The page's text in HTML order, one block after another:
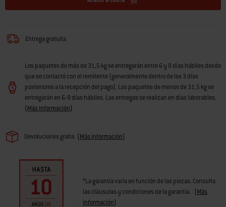
· Sistema de limpieza One-Touch mejorado
fácilmenteEntrega gratuita
Los paquetes de más de 31,5 kg se entregarán entre 6 y 9 días hábiles desde
que se contactó con el remitente (generalmente dentro de los 3 días
posteriores a la recepción del pago). Los paquetes de menos de 31,5 kg se
entregarán en 6-9 días hábiles. Las entregas se realizan en días laborables.
(Más información)
Devoluciones gratis (Más información)
*La garantía varia en función de las piezas. Consulta
las cláusulas y condiciones de la garantía. (Más
información)